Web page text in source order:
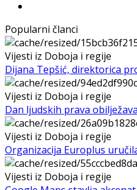
Popularni članci
Vijesti iz Doboja i regije
Dijana Tepšić, direktorica
Vijesti iz Doboja i regije
Dan ljudskih prava
Vijesti iz Doboja i regije
Organizacija Europlus
Vijesti iz Doboja i regije